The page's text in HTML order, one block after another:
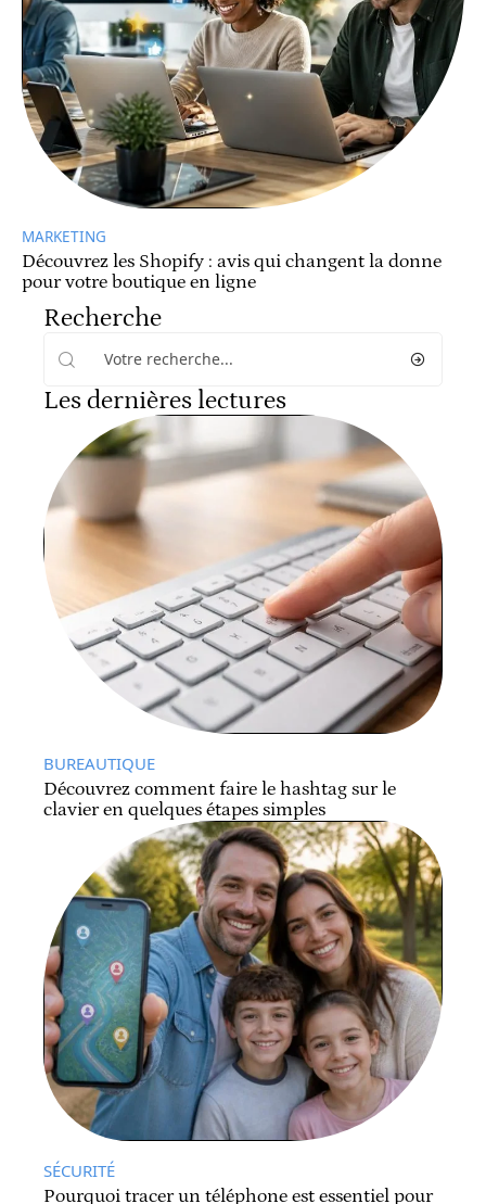
MARKETING
Découvrez les Shopify : avis qui changent la donne
pour votre boutique en ligne
Recherche
Les dernières lectures
BUREAUTIQUE
Découvrez comment faire le hashtag sur le
clavier en quelques étapes simples
SÉCURITÉ
Pourquoi tracer un téléphone est essentiel pour